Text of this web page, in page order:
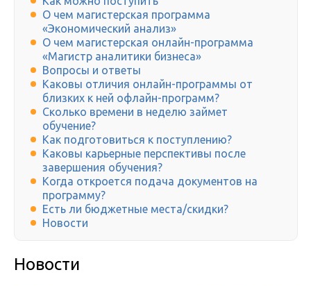
О чем магистерская программа
«Экономический анализ»
О чем магистерская онлайн-программа
«Магистр аналитики бизнеса»
Вопросы и ответы
Каковы отличия онлайн-программы от
близких к ней офлайн-программ?
Сколько времени в неделю займет
обучение?
Как подготовиться к поступлению?
Каковы карьерные перспективы после
завершения обучения?
Когда откроется подача документов на
программу?
Есть ли бюджетные места/скидки?
Новости
Новости